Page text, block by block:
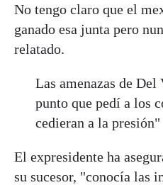
No tengo claro que el
ganado esa junta pero
relatado.
Las amenazas de
punto que pedí a los
cedieran a la presión"
El expresidente ha
su sucesor, "conocía las